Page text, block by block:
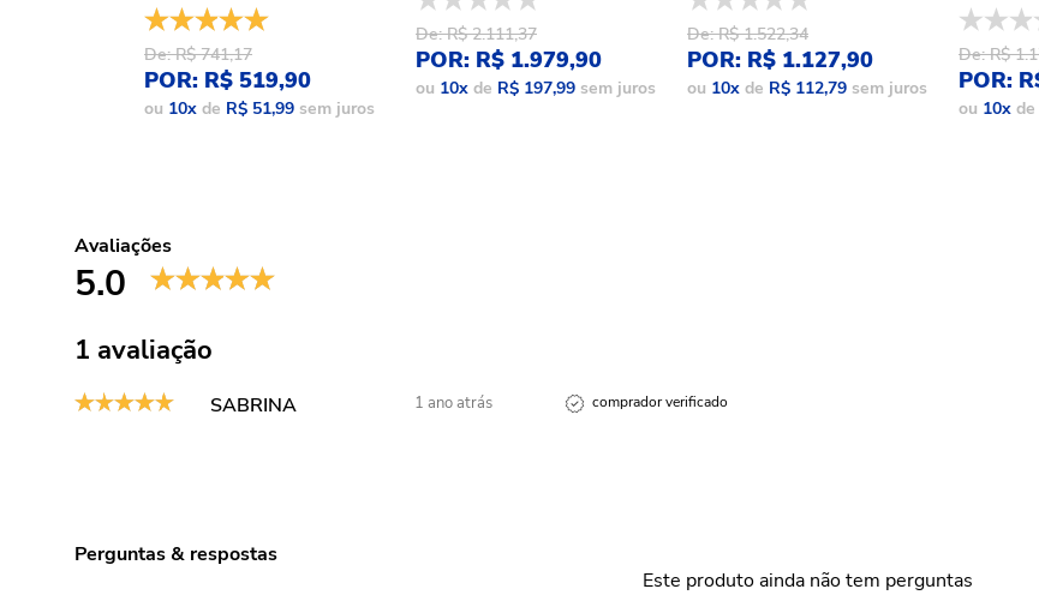
De: R$ 741,17
POR: R$ 519,90
ou 10x de R$ 51,99 sem juros
De: R$ 2.111,37
POR: R$ 1.979,90
ou 10x de R$ 197,99 sem juros
De: R$ 1.522,34
POR: R$ 1.127,90
ou 10x de R$ 112,79 sem juros
De: R$
POR:
ou 10x de
Avaliações
5.0
1 avaliação
SABRINA 1 ano atrás comprador verificado
Perguntas & respostas
Este produto ainda não tem perguntas